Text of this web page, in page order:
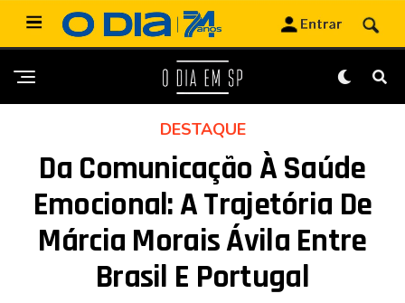
DESTAQUE
Da Comunicação À Saúde
Emocional: A Trajetória De
Márcia Morais Ávila Entre
Brasil E Portugal